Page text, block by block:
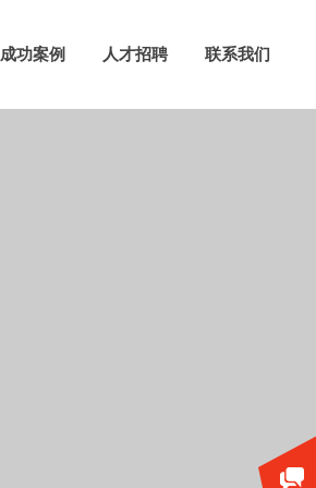
成功案例 人才招聘 联系我们